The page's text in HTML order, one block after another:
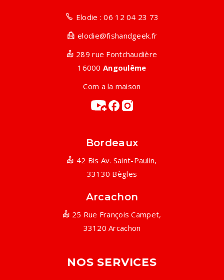
Elodie : 06 12 04 23 73
elodie@fishandgeek.fr
289 rue Fontchaudière
16000Angoulême
Com a la maison
Bordeaux
42 Bis Av. Saint-Paulin,
33130 Bègles
Arcachon
25 Rue François Campet,
33120 Arcachon
NOS SERVICES